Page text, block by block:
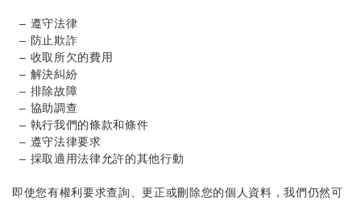
– 遵守法律
– 防止欺詐
– 收取所欠的費用
– 解決糾紛
– 排除故障
– 協助調查
– 執行我們的條款和條件
– 遵守法律要求
– 採取適用法律允許的其他行動
即使您有權利要求查詢、更正或刪除您的個人資料，我們仍然可